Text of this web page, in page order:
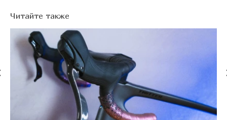
Читайте также